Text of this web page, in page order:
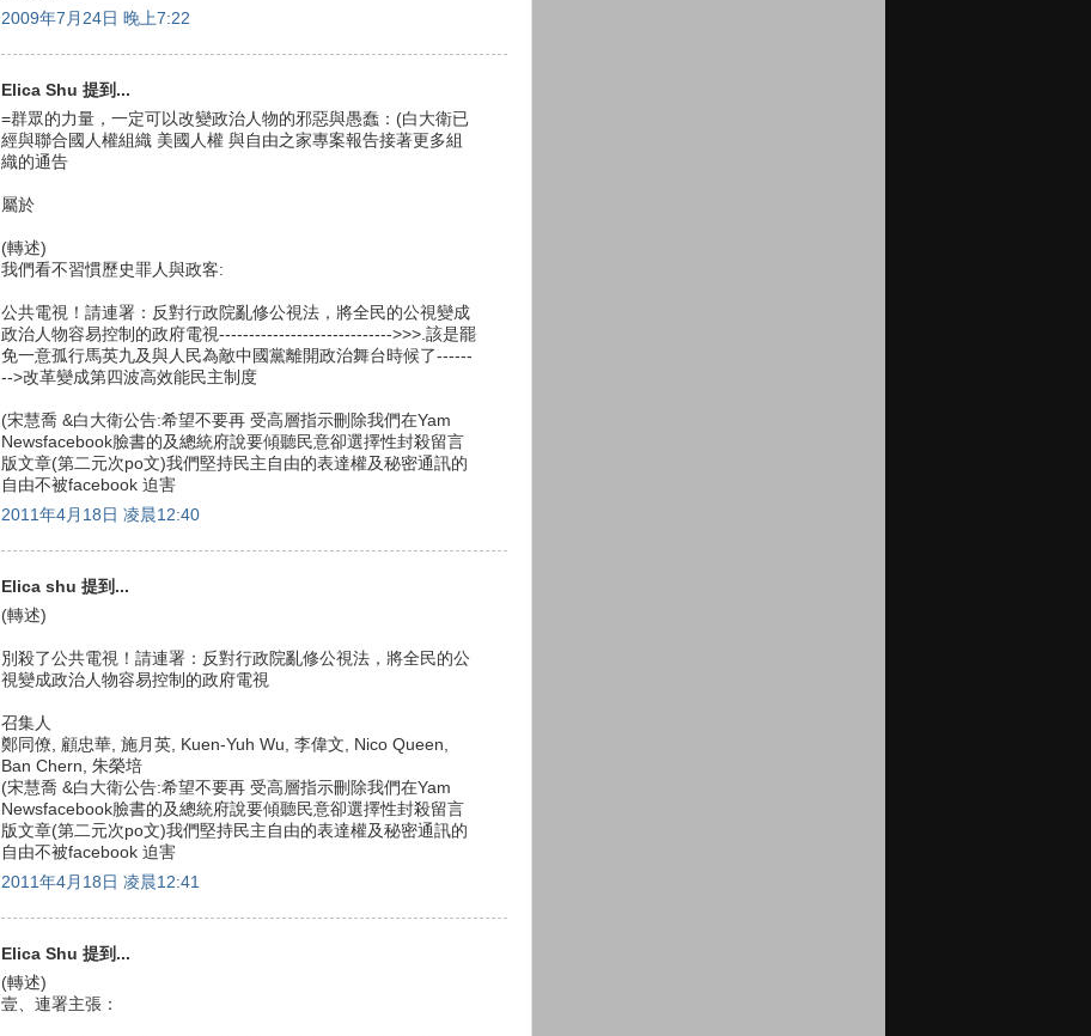
2009年7月24日 晚上7:22
Elica Shu 提到...
=群眾的力量，一定可以改變政治人物的邪惡與愚蠢：(白大衛已
經與聯合國人權組織 美國人權 與自由之家專案報告接著更多組
織的通告
屬於
(轉述)
我們看不習慣歷史罪人與政客:
公共電視！請連署：反對行政院亂修公視法，將全民的公視變成
政治人物容易控制的政府電視----------------------------->>>.該是罷
免一意孤行馬英九及與人民為敵中國黨離開政治舞台時候了------
-->改革變成第四波高效能民主制度
(宋慧喬 &白大衛公告:希望不要再 受高層指示刪除我們在Yam
Newsfacebook臉書的及總統府說要傾聽民意卻選擇性封殺留言
版文章(第二元次po文)我們堅持民主自由的表達權及秘密通訊的
自由不被facebook 迫害
2011年4月18日 凌晨12:40
Elica shu 提到...
(轉述)
別殺了公共電視！請連署：反對行政院亂修公視法，將全民的公
視變成政治人物容易控制的政府電視
召集人
鄭同僚, 顧忠華, 施月英, Kuen-Yuh Wu, 李偉文, Nico Queen,
Ban Chern, 朱榮培
(宋慧喬 &白大衛公告:希望不要再 受高層指示刪除我們在Yam
Newsfacebook臉書的及總統府說要傾聽民意卻選擇性封殺留言
版文章(第二元次po文)我們堅持民主自由的表達權及秘密通訊的
自由不被facebook 迫害
2011年4月18日 凌晨12:41
Elica Shu 提到...
(轉述)
壹、連署主張：